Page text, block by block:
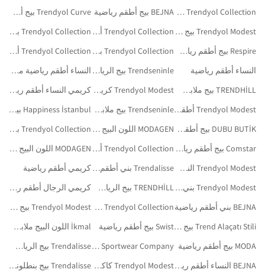
Trendyol Collection ملابس رياضية BEJNA بيج أطقم رياضية
Trendyol Curve بيج أطقم رياضية
Trendyol Modest بيج مجموعات بدلات رياضية للمحجبات
Trendyol Collection أحمر أطقم رياضية
Trendyol Collection بنفسجي أطقم رياضية
Respire بيج أطقم رياضية
Trendyol Collection بورغندي أطقم رياضية
Trendyol Collection أخضر ملابس رياضية
النساء أطقم رياضية
Trendseninle بيج الرياضة والأنشطة الخارجية
النساء أطقم رياضية من قطعتين
TRENDHİLL بيج ملابس رياضية
Trendyol Modest كريمي أطقم رياضية
كريمي النساء أطقم رياضية
Trendyol Modest أطقم رياضية
Trendseninle بيج ملابس رياضية
Happiness İstanbul بيج أطقم رياضية
DUBU BUTİK بيج أطقم رياضية
MODAGEN اللون البيج الرياضة والأنشطة الخارجية
Trendyol Collection بني الرياضة والأنشطة الخارجية
Comstar بيج أطقم رياضية
Trendyol Collection أزرق ملابس رياضية
MODAGEN اللون البيج ملابس رياضية
Trendyol Modest النساء أطقم رياضية
Trendalisse بني أطقم رياضيةكريمي أطقم رياضية
Trendyol Modest بني أطقم رياضية
TRENDHİLL بيج الرياضة والأنشطة الخارجية
كريمي الرجال أطقم رياضية
BEJNA بني أطقم رياضية
Trendyol Collection كاكي ملابس رياضية
Trendyol Modest بيج ملابس رياضية
Trend Alaçatı Stili بيج ملابس رياضيةSwist بيج أطقم رياضية
İkmal اللون البيج ملابس للأنشطة الخارجية
MODA بيج أطقم رياضية
DAXİS Sportwear Company بيج أطقم رياضية
Trendalisse بيج الرياضة والأنشطة الخارجية
BEJNA النساء أطقم رياضية
Trendyol Modest كاكي أطقم رياضية
Trendalisse بيج بنطلونات رياضية